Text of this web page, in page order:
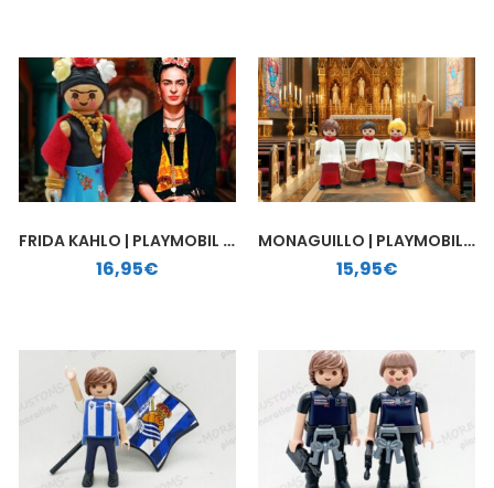
FRIDA KAHLO | PLAYMOBIL PERSONALIZADO
16,95€
MONAGUILLO | PLAYMOBIL PERSONALIZADO
15,95€